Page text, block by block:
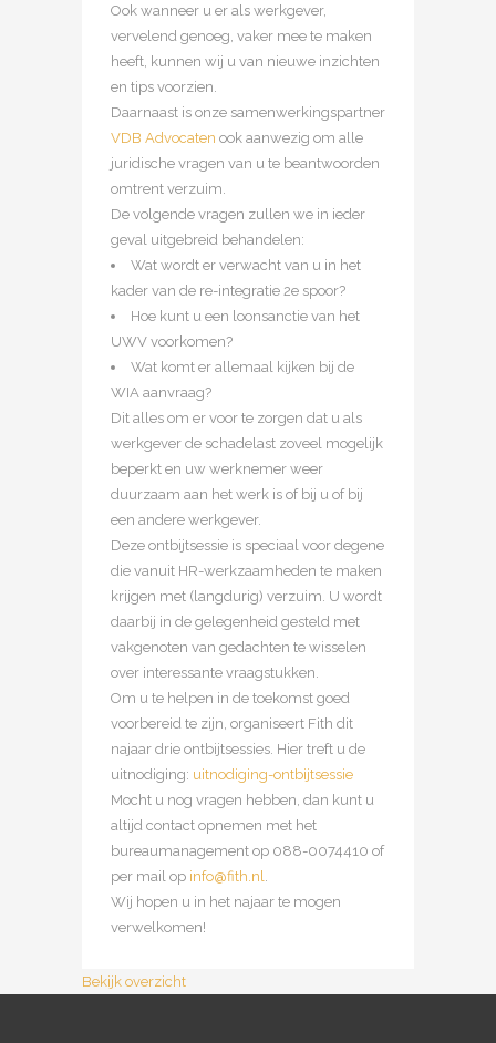
Ook wanneer u er als werkgever,
vervelend genoeg, vaker mee te maken
heeft, kunnen wij u van nieuwe inzichten
en tips voorzien.
Daarnaast is onze samenwerkingspartner
VDB Advocaten ook aanwezig om alle
juridische vragen van u te beantwoorden
omtrent verzuim.
De volgende vragen zullen we in ieder
geval uitgebreid behandelen:
Wat wordt er verwacht van u in het
kader van de re-integratie 2e spoor?
Hoe kunt u een loonsanctie van het
UWV voorkomen?
Wat komt er allemaal kijken bij de
WIA aanvraag?
Dit alles om er voor te zorgen dat u als
werkgever de schadelast zoveel mogelijk
beperkt en uw werknemer weer
duurzaam aan het werk is of bij u of bij
een andere werkgever.
Deze ontbijtsessie is speciaal voor degene
die vanuit HR-werkzaamheden te maken
krijgen met (langdurig) verzuim. U wordt
daarbij in de gelegenheid gesteld met
vakgenoten van gedachten te wisselen
over interessante vraagstukken.
Om u te helpen in de toekomst goed
voorbereid te zijn, organiseert Fith dit
najaar drie ontbijtsessies. Hier treft u de
uitnodiging: uitnodiging-ontbijtsessie
Mocht u nog vragen hebben, dan kunt u
altijd contact opnemen met het
bureaumanagement op 088-0074410 of
per mail op info@fith.nl
Wij hopen u in het najaar te mogen
verwelkomen!
Bekijk overzicht